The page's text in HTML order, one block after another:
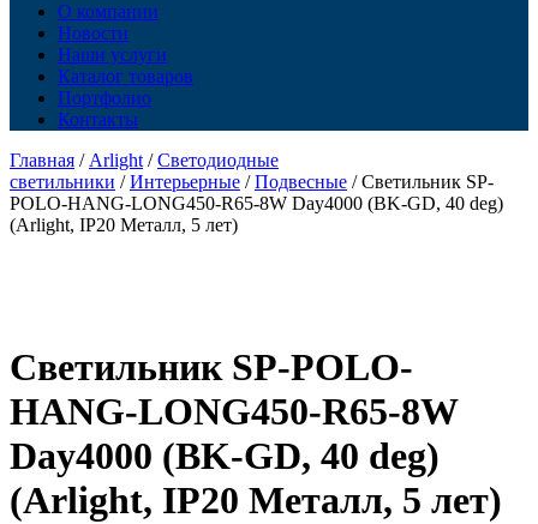
О компании
Новости
Наши услуги
Каталог товаров
Портфолио
Контакты
Главная / Arlight /Светодиодные
светильники /Интерьерные /Подвесные / Светильник SP-
POLO-HANG-LONG450-R65-8W Day4000 (BK-GD, 40 deg)
(Arlight, IP20 Металл, 5 лет)
Светильник SP-POLO-
HANG-LONG450-R65-8W
Day4000 (BK-GD, 40 deg)
(Arlight, IP20 Металл, 5 лет)